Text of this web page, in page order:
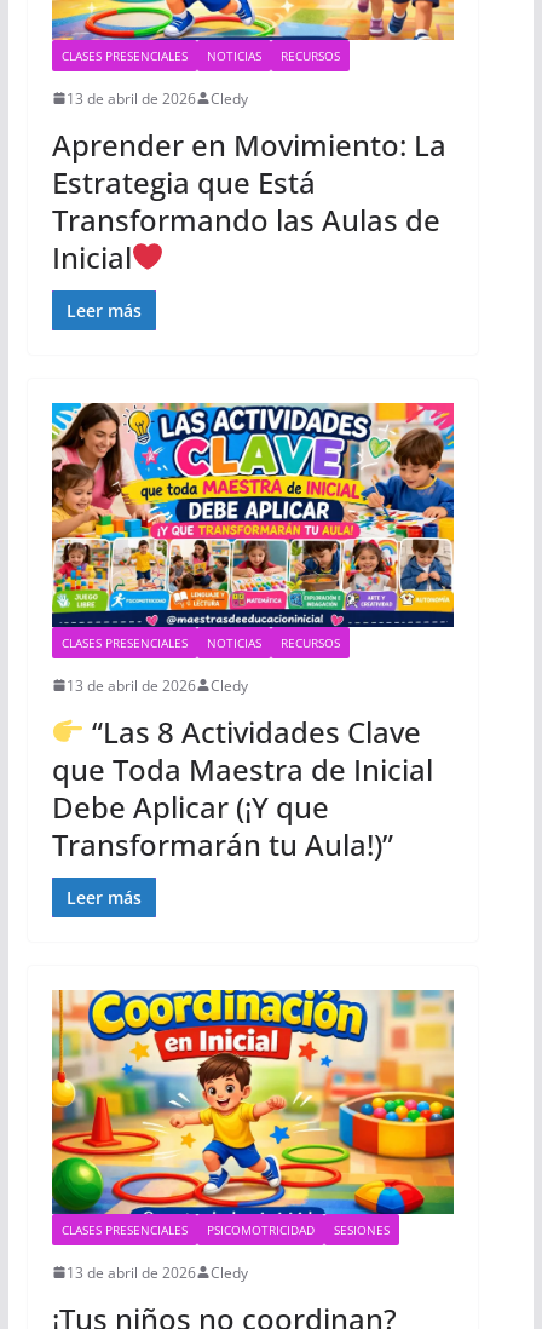
CLASES PRESENCIALES NOTICIAS RECURSOS
13 de abril de 2026 Cledy
Aprender en Movimiento: La
Estrategia que Está
Transformando las Aulas de
Inicial
Leer más
CLASES PRESENCIALES NOTICIAS RECURSOS
13 de abril de 2026 Cledy
“Las 8 Actividades Clave
que Toda Maestra de Inicial
Debe Aplicar (¡Y que
Transformarán tu Aula!)”
Leer más
CLASES PRESENCIALES PSICOMOTRICIDAD SESIONES
13 de abril de 2026 Cledy
¡Tus niños no coordinan?